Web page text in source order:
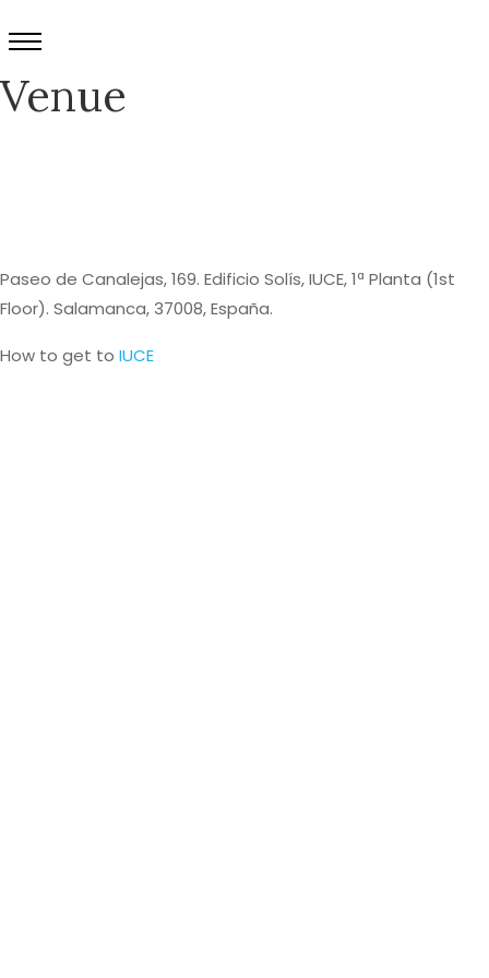
Venue
Paseo de Canalejas, 169. Edificio Solís, IUCE, 1ª Planta (1st
Floor). Salamanca, 37008, España.
How to get to IUCE